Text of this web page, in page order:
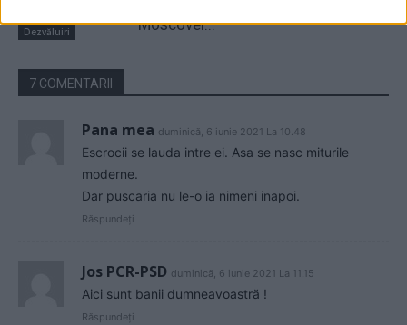
Dezvăluiri
Moscovei...
7 COMENTARII
Pana mea duminică, 6 iunie 2021 La 10.48
Escrocii se lauda intre ei. Asa se nasc miturile
moderne.
Dar puscaria nu le-o ia nimeni inapoi.
Răspundeți
Jos PCR-PSD duminică, 6 iunie 2021 La 11.15
Aici sunt banii dumneavoastră !
Răspundeți